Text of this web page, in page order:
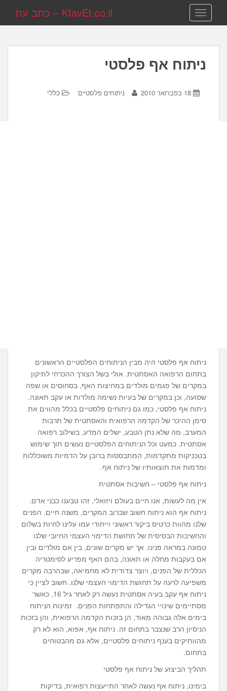
TOGGLE NAVIGATION KtavEt.co.il – כתב עת
ניתוח אף פלסטי
18 בפברואר 2010 ניתוחים פלסטיים כללי
ניתוח אף פלסטי היה מבין הניתוחים הפלסטיים הראשונים
בתחום הרפואה האסתטית. אולי בשל הצורך ההכרחי לתיקון
במקרים של פגמים מולדים במחיצות האף, בסחוסים או שפה
שסועה, וכן במקרים של בעיות נשימה מולדות או עקב תאונה.
ניתוח אף פלסטי, כמו גם ניתוחים פלסטיים בכלל מהווים את
סימן ההיכר של הקדמה הרפואית והאסתטית של תרבות
המערב, מה שלא נתן הטבע, ישלים המדע, בשילוב רפואה
אסתטית. כמעט וכל הניתוחים הפלסטיים נעשים תוך שימוש
בטכניקות מתקדמות, המתבססות ברובן על הדמיות משוכללות
ומדמות את תוצאותיו של ניתוח אף.
ניתוח אף פלסטי – חשיבות אסתטית
אין מה לעשות, אנו חיים בעולם ויזואלי, זהו טבענו כבני אדם.
ניתוח אף הוא ניתוח חשוב שברוב המקרים, משנה חיים. הפנים
שלנו מהוות כרטיס ביקור ראשוני וייחודי עמו עלינו לחיות בשלום
והחשיבות הבסיסית של תחושת הדימוי העצמי החיובי שלנו
טמונה במראה פנינו. אך יש מקרים שונים, בין אם מולדים ובין
אם בעקבות מחלה או תאונה, בהם האף מפריע לסימטריה
הכללית של הפנים, ויוצר צדודית לא מחמיאה, שבהרבה מקרים
משפיעה לרעה על תחושת הדימוי העצמי שלנו. חשוב לציין כי
ניתוח אף עקב בעיה אסתטית נעשה רק לאחר גיל 16, כאשר
מסתיימים שינויי הגדילה והתפתחות הפנים. זמינות הניתוח
בימים אלה גבוהה מאוד, הן בזכות הקדמה הרפואית, והן בזכות
הניסיון הרב שנצבר בתחום זה. ניתוח אף, אפוא, הוא לא רק
מהוותיקים בענף ניתוחים פלסטיים, אלא גם מהבטוחים
בתחום.
תהליך הביצוע של ניתוח אף פלסטי
בימינו, ניתוח אף נעשה לאחר התייעצות רפואית, בדיקות